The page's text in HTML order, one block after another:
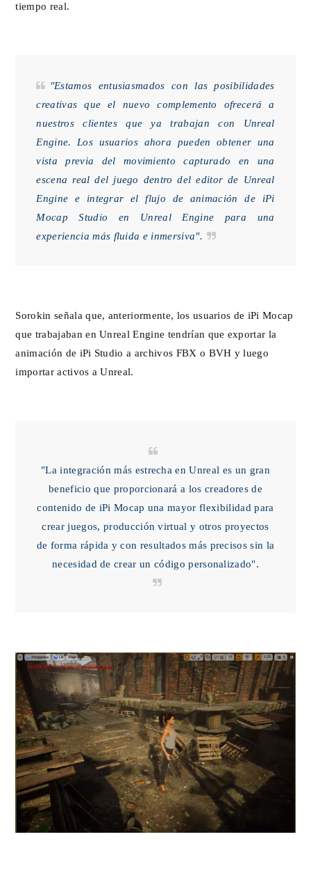
tiempo real.
"Estamos entusiasmados con las posibilidades
creativas que el nuevo complemento ofrecerá a
nuestros clientes que ya trabajan con Unreal
Engine. Los usuarios ahora pueden obtener una
vista previa del movimiento capturado en una
escena real del juego dentro del editor de Unreal
Engine e integrar el flujo de animación de iPi
Mocap Studio en Unreal Engine para una
experiencia más fluida e inmersiva".
Sorokin señala que, anteriormente, los usuarios de iPi Mocap
que trabajaban en Unreal Engine tendrían que exportar la
animación de iPi Studio a archivos FBX o BVH y luego
importar activos a Unreal.
"La integración más estrecha en Unreal es un gran
beneficio que proporcionará a los creadores de
contenido de iPi Mocap una mayor flexibilidad para
crear juegos, producción virtual y otros proyectos
de forma rápida y con resultados más precisos sin la
necesidad de crear un código personalizado".